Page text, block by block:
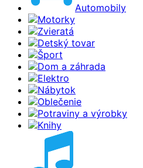
Automobily
Motorky
Zvieratá
Detský tovar
Šport
Dom a záhrada
Elektro
Nábytok
Oblečenie
Potraviny a výrobky
Knihy